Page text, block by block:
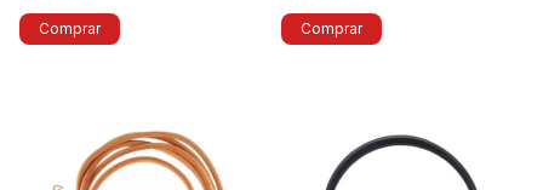
Comprar Comprar